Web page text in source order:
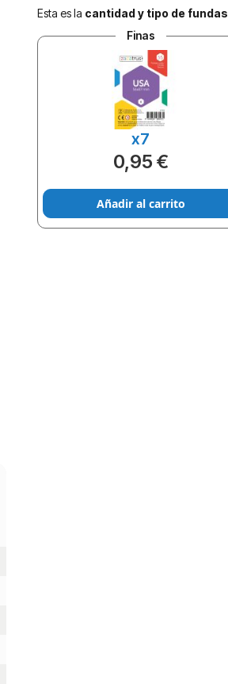
Esta es la cantidad y tipo de fundas
Finas
x7
0,95 €
Añadir al carrito